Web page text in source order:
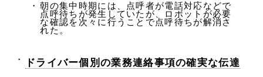
朝の集中時期には、点呼者が電話対応などで
点呼待ちが発生していたが、ロボットが必要
な確認を次々に行うことで点呼待ちが解消さ
れた。
ドライバー個別の業務連絡事項の確実な伝達